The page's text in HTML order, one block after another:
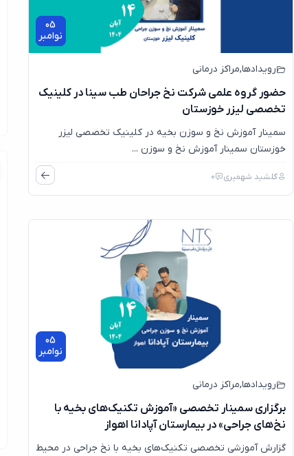
05
نوامبر
رویدادها,مراکز درمانی
حضور گروه علمی شرکت نخ جراحان طب سینا در کلینیک
تخصصی لیزر خوزستان
سمینار آموزش نخ و سوزن بخیه در کلینیک تخصصی لیزر
خوزستان سمینار آموزش نخ و سوزن ...
گلشید شهمیری 0
05
نوامبر
رویدادها,مراکز درمانی
برگزاری سمینار تخصصی «آموزش تکنیک‌های بخیه با
نخ‌های جراحی» در بیمارستان آپادانا اهواز
گزارش آموزشی تخصصی تکنیک‌های بخیه با نخ‌ جراحی در محیط